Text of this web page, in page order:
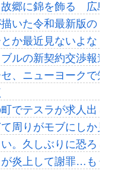
故郷に錦を飾る 広島
描いた令和最新版の
か最近見ないよな
ルの新契約交渉報道
セ、ニューヨークで
町でテスラが求人出
て周りがモブにしか
い。久しぶりに恐ろし
が炎上して謝罪…もう